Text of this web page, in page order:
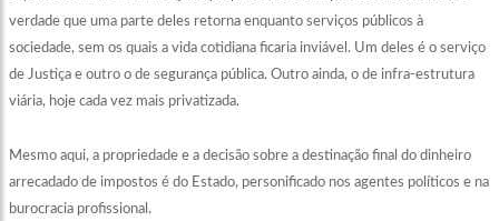
verdade que uma parte deles retorna enquanto serviços públicos à
sociedade, sem os quais a vida cotidiana ficaria inviável. Um deles é o serviço
de Justiça e outro o de segurança pública. Outro ainda, o de infra-estrutura
viária, hoje cada vez mais privatizada.
Mesmo aqui, a propriedade e a decisão sobre a destinação final do dinheiro
arrecadado de impostos é do Estado, personificado nos agentes políticos e na
burocracia profissional.